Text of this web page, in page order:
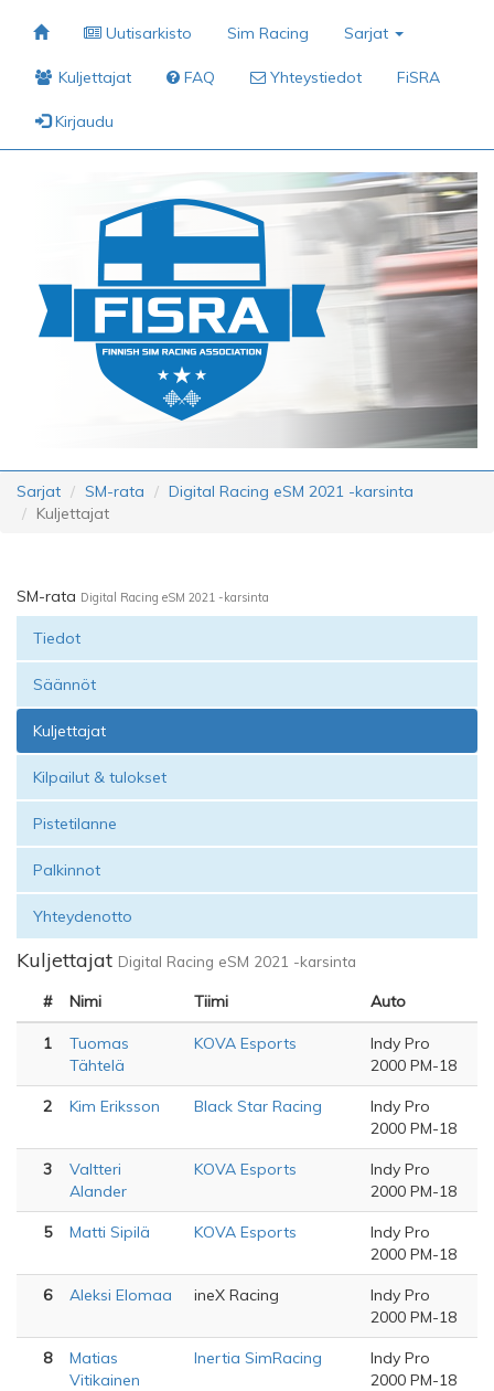
Uutisarkisto Sim Racing Sarjat
Kuljettajat FAQ Yhteystiedot FiSRA
Kirjaudu
Sarjat SM-rata
Digital Racing eSM 2021 -karsinta
Kuljettajat
SM-rata Digital Racing eSM 2021 -karsinta
Tiedot
Säännöt
Kuljettajat
Kilpailut & tulokset
Pistetilanne
Palkinnot
Yhteydenotto
Kuljettajat Digital Racing eSM 2021 -karsinta
# Nimi Tiimi Auto
1
Tuomas
Tähtelä
KOVA Esports
Indy Pro
2000 PM-18
2 Kim Eriksson Black Star Racing
Indy Pro
2000 PM-18
3
Valtteri
Alander
KOVA Esports
Indy Pro
2000 PM-18
5 Matti Sipilä KOVA Esports
Indy Pro
2000 PM-18
6 Aleksi Elomaa ineX Racing
Indy Pro
2000 PM-18
8
Matias
Vitikainen
Inertia SimRacing
Indy Pro
2000 PM-18